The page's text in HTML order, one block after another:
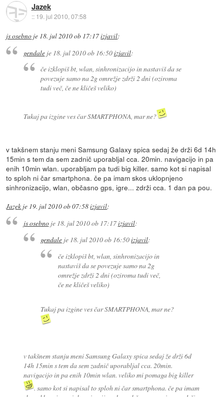
Jazek
:: 19. jul 2010, 07:58
js osebno je 18. jul 2010 ob 17:17izjavil:
gendaleje 18. jul 2010 ob 16:50izjavil:
če izklopiš bt, wlan, sinhronizacijo in nastaviš da se
povezuje samo na 2g omrežje zdrži 2 dni (oziroma
tudi več, če ne kličeš veliko)
Tukaj pa izgine ves čar SMARTPHONA, mar ne?
v takšnem stanju meni Samsung Galaxy spica sedaj že drži 6d 14h
15min s tem da sem zadnič uporabljal cca. 20min. navigacijo in pa
enih 10min wlan. uporabljam pa tudi big killer. samo kot si napisal
to sploh ni čar smartphona. če pa imam skos uklopnjeno
sinhronizacijo, wlan, občasno gps, igre... zdrži cca. 1 dan pa pou.
Jazek je 19. jul 2010 ob 07:58izjavil:
js osebnoje 18. jul 2010 ob 17:17izjavil:
gendale je 18. jul 2010 ob 16:50izjavil:
če izklopiš bt, wlan, sinhronizacijo in
nastaviš da se povezuje samo na 2g
omrežje zdrži 2 dni (oziroma tudi več,
če ne kličeš veliko)
Tukaj pa izgine ves čar SMARTPHONA, mar ne?
v takšnem stanju meni Samsung Galaxy spica sedaj že drži 6d
14h 15min s tem da sem zadnič uporabljal cca. 20min.
navigacijo in pa enih 10min wlan. veliko mi pomaga big killer
. samo kot si napisal to sploh ni čar smartphona. če pa imam